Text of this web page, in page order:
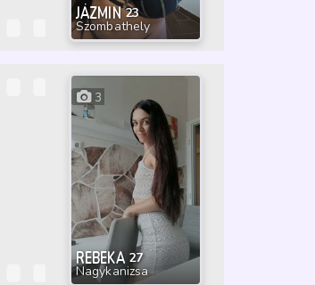
JÁZMIN23
Szombathely
3
REBEKA27
Nagykanizsa